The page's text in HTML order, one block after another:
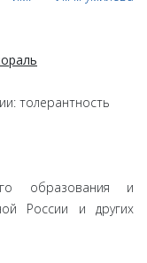
толерантность
образования и
России и других